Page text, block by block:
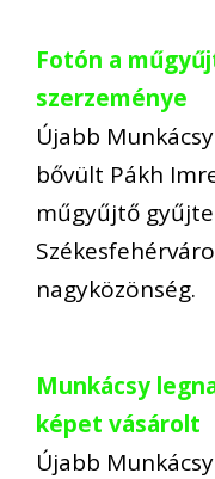
Fotón a
szerzeménye
Újabb
bővült Pákh
műgyűjtő
nagyközönség.
Munkácsy
képet vásárolt
Újabb